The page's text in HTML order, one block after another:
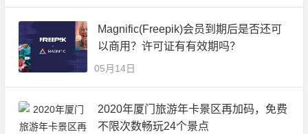
Magnific(Freepik)会员到期后是否还可
以商用？许可证有有效期吗？
05月14日
2020年厦门旅游年卡景区再加码，免费
不限次数畅玩24个景点